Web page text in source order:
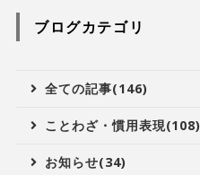
ブログカテゴリ
全ての記事(146)
ことわざ・慣用表現(108)
お知らせ(34)